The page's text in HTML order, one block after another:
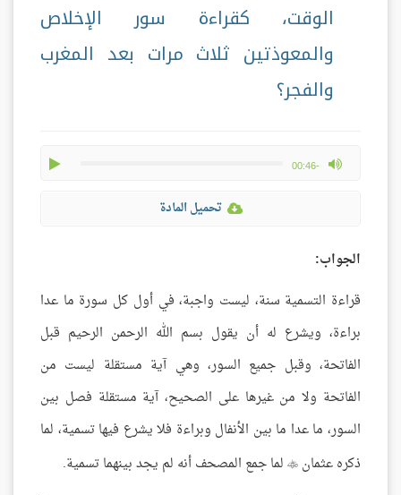
الوقت، كقراءة سور الإخلاص
والمعوذتين ثلاث مرات بعد المغرب
والفجر؟
-00:46
max volume
تحميل المادة
الجواب:
قراءة التسمية سنة، ليست واجبة، في أول كل سورة ما عدا
براءة، ويشرع له أن يقول بسم الله الرحمن الرحيم قبل
الفاتحة، وقبل جميع السور، وهي آية مستقلة ليست من
الفاتحة ولا من غيرها على الصحيح، آية مستقلة فصل بين
السور، ما عدا ما بين الأنفال وبراءة فلا يشرع فيها تسمية، لما
ذكره عثمان  لما جمع المصحف أنه لم يجد بينهما تسمية.